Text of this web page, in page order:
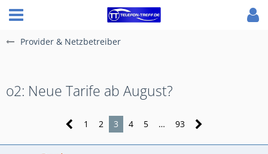
Provider & Netzbetreiber
o2: Neue Tarife ab August?
1 2 3 4 5 … 93